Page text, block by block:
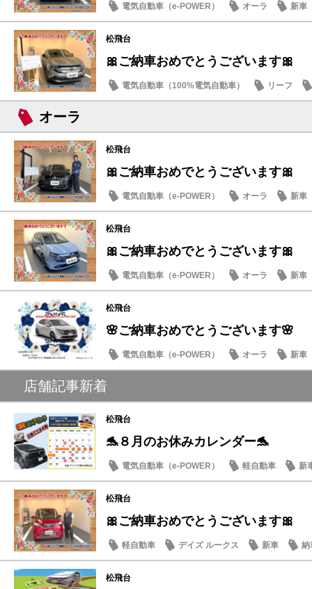
電気自動車（e-POWER） オーラ 新車
松飛台
🎀ご納車おめでとうございます🎀
電気自動車（100%電気自動車） リーフ
オーラ
松飛台
🎀ご納車おめでとうございます🎀
電気自動車（e-POWER） オーラ 新車
松飛台
🎀ご納車おめでとうございます🎀
電気自動車（e-POWER） オーラ 新車
松飛台
🌸ご納車おめでとうございます🌸
電気自動車（e-POWER） オーラ 新車
店舗記事新着
松飛台
🐬８月のお休みカレンダー🐬
電気自動車（e-POWER） 軽自動車
新
日産のお店
松飛台
🎀ご納車おめでとうございます🎀
軽自動車 デイズ ルークス 新車 納
松飛台